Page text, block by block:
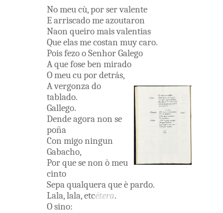
Nomeucù,porservalente
Earriscadomeazoutaron
Naon queiromaisvalentias
Queelasmecostan muycaro.
PoisfezooSenhorGalego
Aquefoseben mirado
Omeucupordetrás,
Avergonzado
tablado.
Gallego.
Dendeagoranon se
poña
Con migoningun
Gabacho,
Por quesenon òmeu
cinto
Sepaqualqueraqueèpardo.
Lala,lala,etcétera.
Osino: